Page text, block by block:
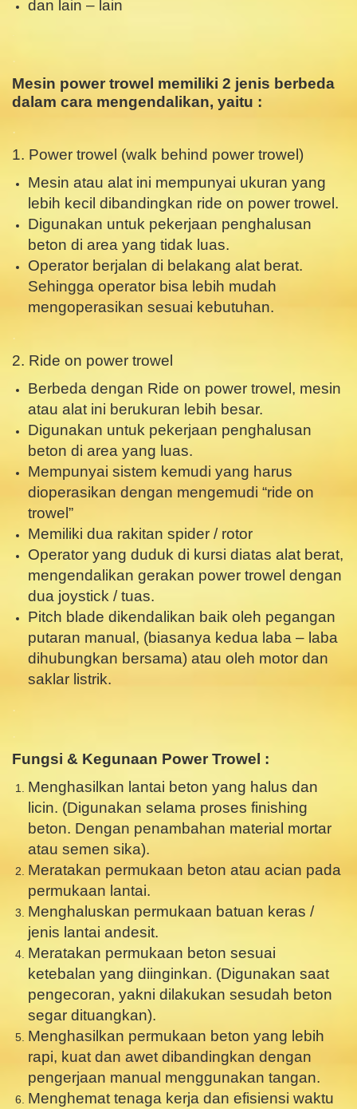
dan lain – lain
.
Mesin power trowel memiliki 2 jenis berbeda
dalam cara mengendalikan, yaitu :
.
1. Power trowel (walk behind power trowel)
Mesin atau alat ini mempunyai ukuran yang
lebih kecil dibandingkan ride on power trowel.
Digunakan untuk pekerjaan penghalusan
beton di area yang tidak luas.
Operator berjalan di belakang alat berat.
Sehingga operator bisa lebih mudah
mengoperasikan sesuai kebutuhan.
.
2. Ride on power trowel
Berbeda dengan Ride on power trowel, mesin
atau alat ini berukuran lebih besar.
Digunakan untuk pekerjaan penghalusan
beton di area yang luas.
Mempunyai sistem kemudi yang harus
dioperasikan dengan mengemudi “ride on
trowel”
Memiliki dua rakitan spider / rotor
Operator yang duduk di kursi diatas alat berat,
mengendalikan gerakan power trowel dengan
dua joystick / tuas.
Pitch blade dikendalikan baik oleh pegangan
putaran manual, (biasanya kedua laba – laba
dihubungkan bersama) atau oleh motor dan
saklar listrik.
.
.
Fungsi & Kegunaan Power Trowel :
Menghasilkan lantai beton yang halus dan
licin. (Digunakan selama proses finishing
beton. Dengan penambahan material mortar
atau semen sika).
Meratakan permukaan beton atau acian pada
permukaan lantai.
Menghaluskan permukaan batuan keras /
jenis lantai andesit.
Meratakan permukaan beton sesuai
ketebalan yang diinginkan. (Digunakan saat
pengecoran, yakni dilakukan sesudah beton
segar dituangkan).
Menghasilkan permukaan beton yang lebih
rapi, kuat dan awet dibandingkan dengan
pengerjaan manual menggunakan tangan.
Menghemat tenaga kerja dan efisiensi waktu